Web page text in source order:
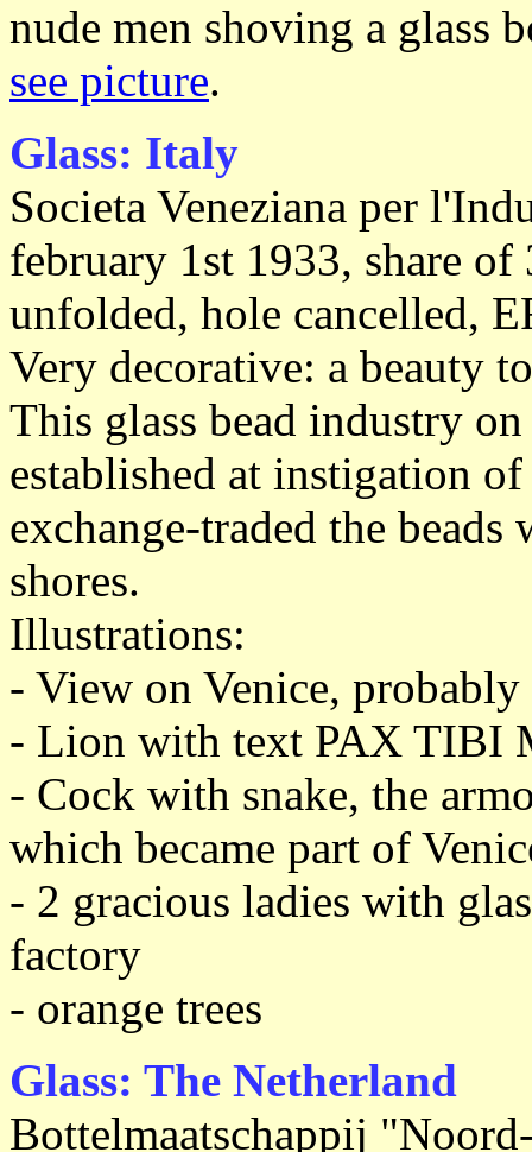
nude men shoving a glass
see picture.
Glass: Italy
Societa Veneziana per
february 1st 1933, share
unfolded, hole cancelled,
Very decorative: a beauty
This glass bead industry
established at instigation
exchange-traded the
shores.
Illustrations:
- View on Venice,
- Lion with text PAX TIBI
- Cock with snake, the
which became part of
- 2 gracious ladies with
factory
- orange trees
Glass: The Netherland
Bottelmaatschappij